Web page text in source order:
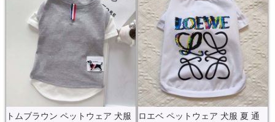
トムブラウン ペットウェア 犬服
ロエベ ペットウェア 犬服 夏 通